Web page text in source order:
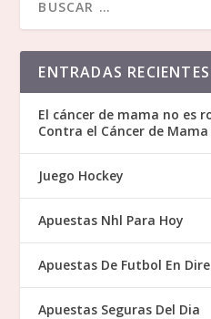
ENTRADAS RECIENTES
El cáncer de mama no es
Contra el Cáncer de Mama
Juego Hockey
Apuestas Nhl Para Hoy
Apuestas De Futbol En
Apuestas Seguras Del Dia